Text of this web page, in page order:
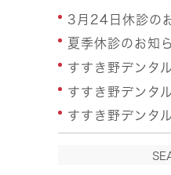
3月24日休診の
夏季休診のお知
すすき野デンタ
すすき野デンタ
すすき野デンタ